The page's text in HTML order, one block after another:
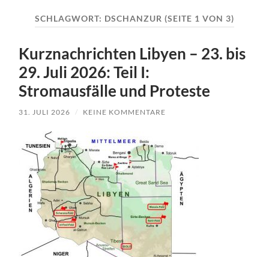
SCHLAGWORT: DSCHANZUR (SEITE 1 VON 3)
Kurznachrichten Libyen – 23. bis
29. Juli 2026: Teil I:
Stromausfälle und Proteste
31. JULI 2026 / KEINE KOMMENTARE